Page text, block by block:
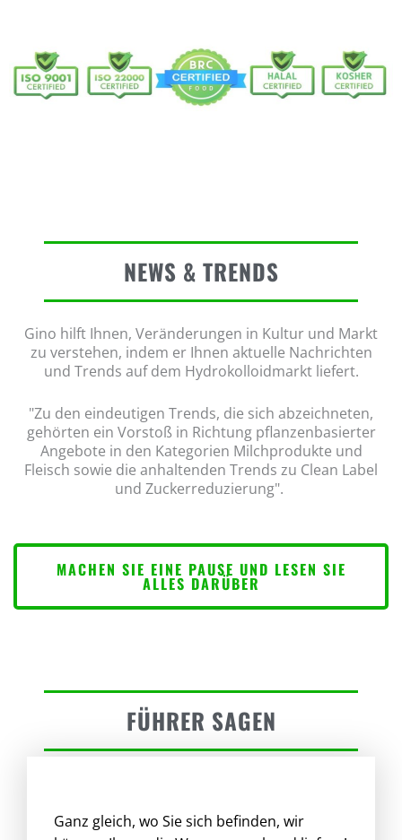
NEWS & TRENDS
Gino hilft Ihnen, Veränderungen in Kultur und Markt
zu verstehen, indem er Ihnen aktuelle Nachrichten
und Trends auf dem Hydrokolloidmarkt liefert.
"Zu den eindeutigen Trends, die sich abzeichneten,
gehörten ein Vorstoß in Richtung pflanzenbasierter
Angebote in den Kategorien Milchprodukte und
Fleisch sowie die anhaltenden Trends zu Clean Label
und Zuckerreduzierung".
MACHEN SIE EINE PAUSE UND LESEN SIE
ALLES DARÜBER
FÜHRER SAGEN
Ganz gleich, wo Sie sich befinden, wir